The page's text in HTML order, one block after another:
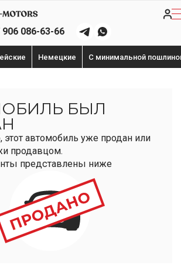
906 086-63-66
Немецкие С минимальной
БЫЛ
автомобиль уже продан или
продавцом.
представлены ниже